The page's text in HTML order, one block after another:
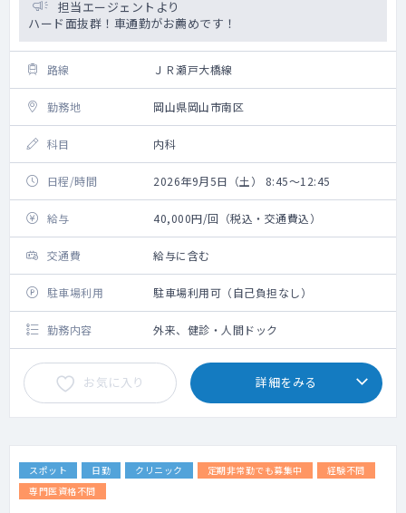
担当エージェントより
ハード面抜群！車通勤がお薦めです！
路線 ＪＲ瀬戸大橋線
勤務地 岡山県岡山市南区
科目 内科
日程/時間 2026年9月5日（土） 8:45～12:45
給与 40,000円/回（税込・交通費込）
交通費 給与に含む
駐車場利用 駐車場利用可（自己負担なし）
勤務内容 外来、健診・人間ドック
お気に入り 詳細をみる
スポット 日勤 クリニック 定期非常勤でも募集中
経験不問
専門医資格不問